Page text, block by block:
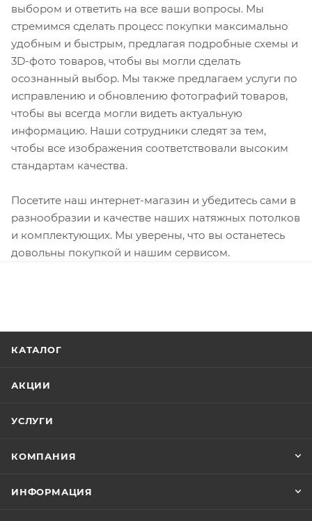
выбором и ответить на все ваши вопросы. Мы
стремимся сделать процесс покупки максимально
удобным и быстрым, предлагая подробные схемы и
3D-фото товаров, чтобы вы могли сделать
осознанный выбор. Мы также предлагаем услуги по
исправлению и обновлению фотографий товаров,
чтобы вы всегда могли видеть актуальную
информацию. Наши сотрудники следят за тем,
чтобы все изображения соответствовали высоким
стандартам качества.
Посетите наш интернет-магазин и убедитесь сами в
разнообразии и качестве наших натяжных потолков
и комплектующих. Мы уверены, что вы останетесь
довольны покупкой и нашим сервисом.
КАТАЛОГ
АКЦИИ
УСЛУГИ
КОМПАНИЯ
ИНФОРМАЦИЯ